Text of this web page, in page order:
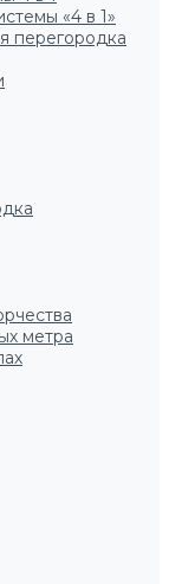
«4 в 1»
перегородка
метра